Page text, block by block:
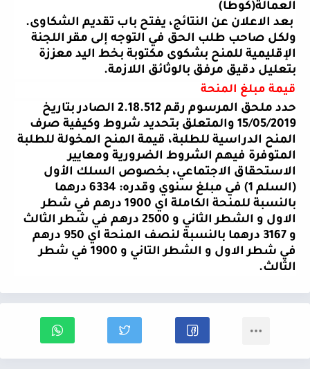
العمالة(كوطا)
بعد الاعلان عن النتائج، يفتح باب تقديم الشكاوى.
ولكل صاحب طلب الحق في التوجه إلى مقر اللجنة
الإقليمية للمنح بشكوى مكتوبة بخط اليد معززة
بتعليل دقيق مرفق بالوثائق اللازمة.
قيمة مبلغ المنحة
حدد ملحق المرسوم رقم 2.18.512 الصادر بتاريخ
15/05/2019 والمتعلق بتحديد شروط وكيفية صرف
المنح الدراسية للطلبة، قيمة المنح المخولة للطلبة
المتوفرة فيهم الشروط الضرورية ومعايير
الاستحقاق الاجتماعي، بخصوص السلك الأول
(السلم 1) في مبلغ سنوي وقدره: 6334 درهما
بالنسبة للمنحة الكاملة اي 1900 درهم في شطر
الاول و الشطر الثاني و 2500 درهم في شطر الثالث
و 3167 درهما بالنسبة لنصف المنحة اي 950 درهم
في شطر الاول و الشطر التاني و 1900 في شطر
الثالث.